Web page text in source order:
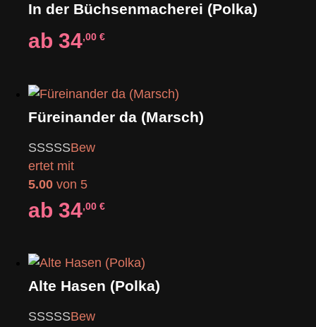
In der Büchsenmacherei (Polka)
ab34,00€
Füreinander da (Marsch)
Bew
ertet mit
5.00 von 5
ab34,00€
Alte Hasen (Polka)
Bew